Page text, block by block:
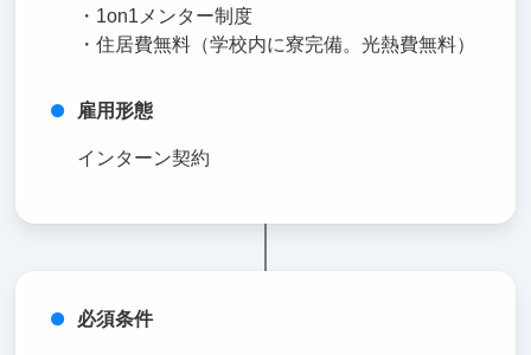
・1on1メンター制度
・住居費無料（学校内に寮完備。光熱費無料）
雇用形態
インターン契約
必須条件